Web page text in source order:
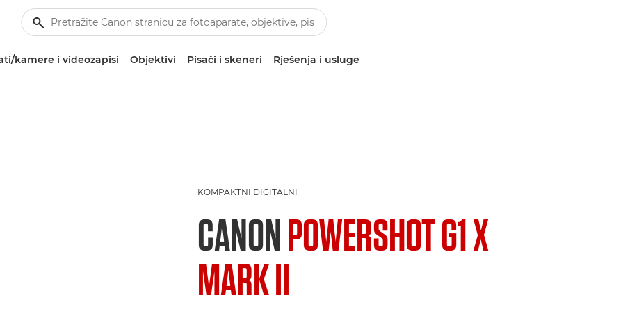
kamere i videozapisi Objektivi Pisači i skeneri Rješenja i usluge
KOMPAKTNI DIGITALNI
CANONPOWERSHOT G1 X
MARK II